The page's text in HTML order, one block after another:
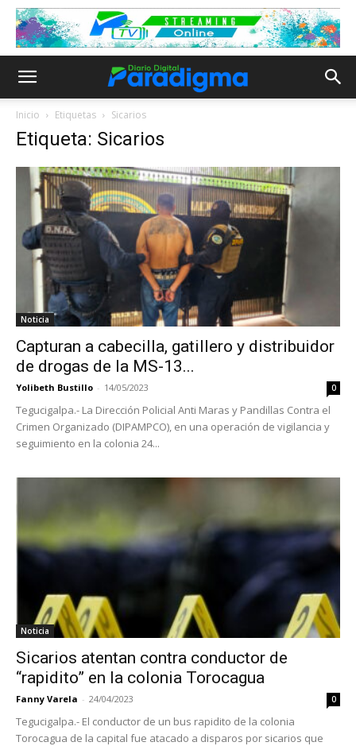
Inicio Etiquetas Sicarios
Etiqueta: Sicarios
Noticia
Capturan a cabecilla, gatillero y distribuidor
de drogas de la MS-13...
Yolibeth Bustillo - 14/05/2023 0
Tegucigalpa.- La Dirección Policial Anti Maras y Pandillas Contra el
Crimen Organizado (DIPAMPCO), en una operación de vigilancia y
seguimiento en la colonia 24...
Noticia
Sicarios atentan contra conductor de
“rapidito” en la colonia Torocagua
Fanny Varela - 24/04/2023 0
Tegucigalpa.- El conductor de un bus rapidito de la colonia
Torocagua de la capital fue atacado a disparos por sicarios que